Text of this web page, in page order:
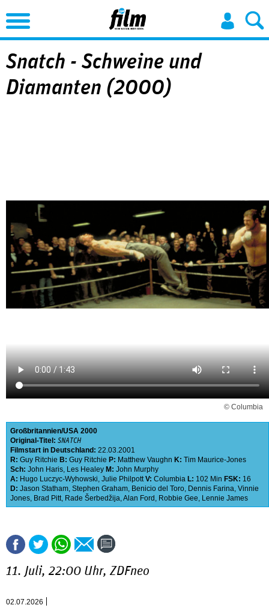
Jump to Navigation
Snatch - Schweine und
Diamanten (2000)
© Columbia
Großbritannien USA 2000
Original-Titel: SNATCH
Filmstart in Deutschland: 22.03.2001
R: Guy Ritchie B: Guy Ritchie P: Matthew Vaughn K: Tim Maurice-Jones
Sch: John Haris, Les Healey M: John Murphy
A: Hugo Luczyc-Wyhowski, Julie Philpott V: Columbia L: 102 Min FSK: 16
D: Jason Statham, Stephen Graham, Benicio del Toro, Dennis Farina, Vinnie
Jones, Brad Pitt, Rade Šerbedžija,Alan Ford , Robbie Gee, Lennie James
11. Juli, 22:00 Uhr, ZDFneo
02.07.2026